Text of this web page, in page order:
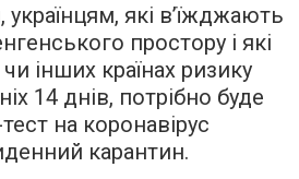
які в’їжджають
простору і які
чи інших країнах ризику
14 днів, потрібно буде
на коронавірус
карантин.